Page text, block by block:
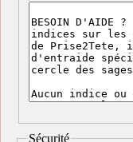
Sécurité